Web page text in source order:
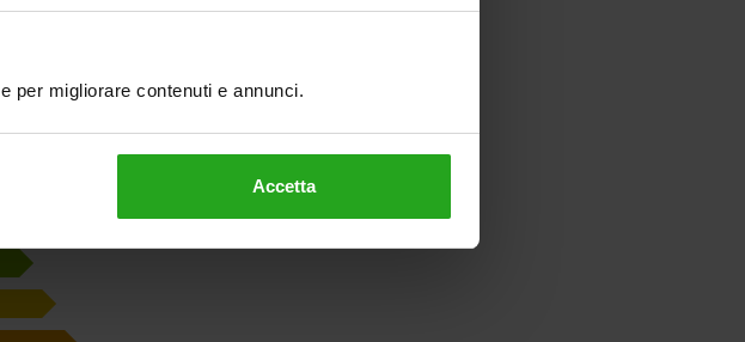
per migliorare contenuti e annunci.
Accetta